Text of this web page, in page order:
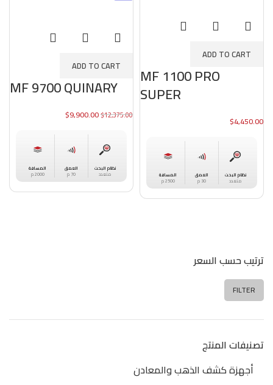
ترتيب حسب السعر
Min
Max
FILTER
تصنيفات المنتج
أجهزة كشف الذهب والمعادن
ADD TO CART
MF 1100 PRO
SUPER
$4,450.00
نظام البحث
متعدد
العمق
30 م
المسافة
2500 م
ADD TO CART
MF 9700 QUINARY
$12,375.00
$9,900.00
نظام البحث
متعدد
العمق
70 م
المسافة
2000 م